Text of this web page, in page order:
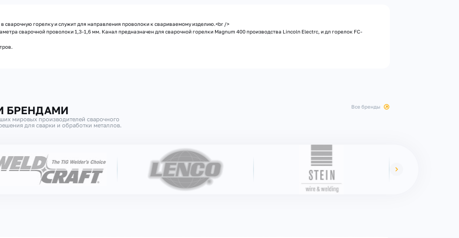
сварочную горелку и служит для направления проволоки к свариваемому изделию.<br />
сварочной проволоки 1,3-1,6 мм. Канал предназначен для сварочной горелки Magnum 400 производства Lincoln Electrc, и дл горелок FC-
БРЕНДАМИ
мировых производителей сварочного
для сварки и обработки металлов.
все бренды